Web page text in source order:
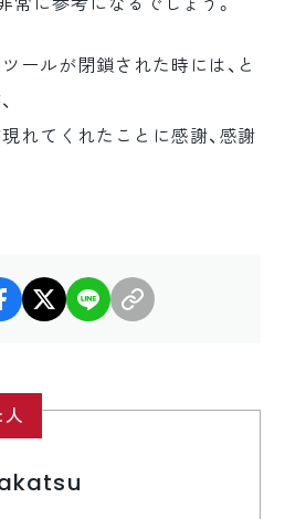
ールが閉鎖された時には、と
れてくれたことに感謝、感謝
facebook
X LINE